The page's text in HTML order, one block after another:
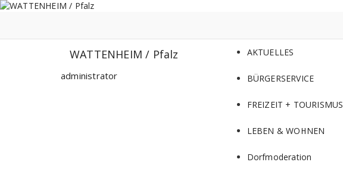
Zum
WATTENHEIM / Pfalz
administrator
AKTUELLES
BÜRGERSERVICE
FREIZEIT + TOURISMUS
LEBEN & WOHNEN
Dorfmoderation